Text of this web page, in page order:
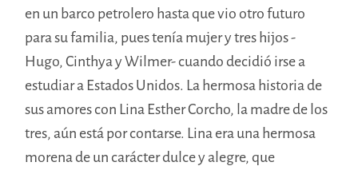
en un barco petrolero hasta que vio otro futuro
para su familia, pues tenía mujer y tres hijos -
Hugo, Cinthya y Wilmer- cuando decidió irse a
estudiar a Estados Unidos. La hermosa historia de
sus amores con Lina Esther Corcho, la madre de los
tres, aún está por contarse. Lina era una hermosa
morena de un carácter dulce y alegre, que